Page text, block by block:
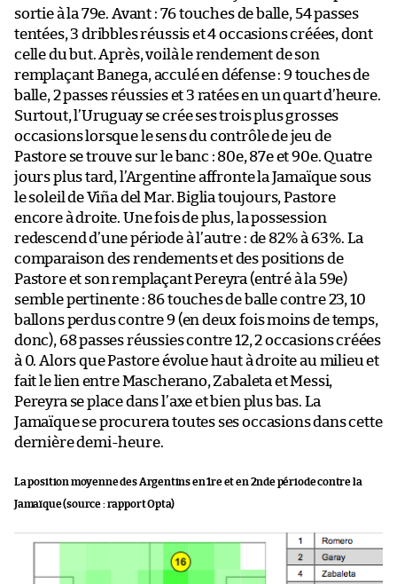
sortie à la 79e. Avant : 76 touches de balle, 54 passes
tentées, 3 dribbles réussis et 4 occasions créées, dont
celle du but. Après, voilà le rendement de son
remplaçant Banega, acculé en défense : 9 touches de
balle, 2 passes réussies et 3 ratées en un quart d’heure.
Surtout, l’Uruguay se crée ses trois plus grosses
occasions lorsque le sens du contrôle de jeu de
Pastore se trouve sur le banc : 80e, 87e et 90e. Quatre
jours plus tard, l’Argentine affronte la Jamaïque sous
le soleil de Viña del Mar. Biglia toujours, Pastore
encore à droite. Une fois de plus, la possession
redescend d’une période à l’autre : de 82% à 63%. La
comparaison des rendements et des positions de
Pastore et son remplaçant Pereyra (entré à la 59e)
semble pertinente : 86 touches de balle contre 23, 10
ballons perdus contre 9 (en deux fois moins de temps,
donc), 68 passes réussies contre 12, 2 occasions créées
à 0. Alors que Pastore évolue haut à droite au milieu et
fait le lien entre Mascherano, Zabaleta et Messi,
Pereyra se place dans l’axe et bien plus bas. La
Jamaïque se procurera toutes ses occasions dans cette
dernière demi-heure.
La position moyenne des Argentins en 1re et en 2nde période contre la
Jamaïque (source : rapport Opta)